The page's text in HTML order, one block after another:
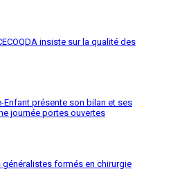
insiste sur la qualité des
Enfant présente son bilan et ses
journée portes ouvertes
généralistes formés en chirurgie